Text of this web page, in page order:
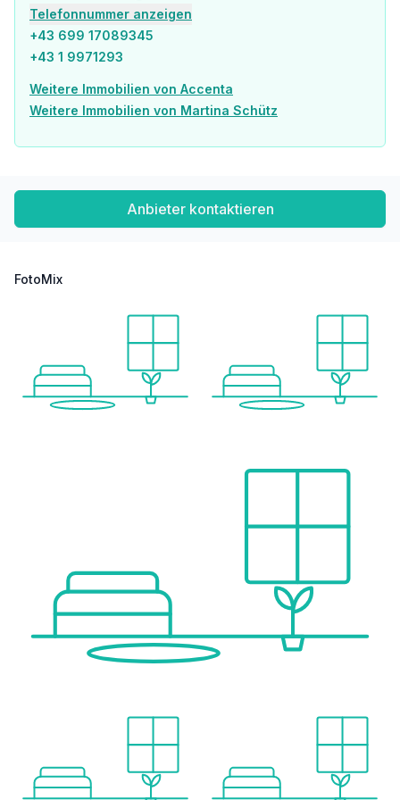
Supermarkt <50m
Einkaufszentrum <900m
Sonstige
Geldautomat <100m
Bank <100m
Polizei <600m
Verkehr
U-Bahn <200m
Autobahnanschluss <1.275m
Angaben Entfernung Luftlinie / Quelle: OpenStreetMap
Telefonnummer anzeigen
+43 699 17089345
+43 1 9971293
Weitere Immobilien von Accenta
Weitere Immobilien von Martina Schütz
Anbieter kontaktieren
FotoMix